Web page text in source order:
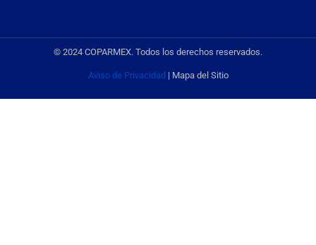
© 2024 COPARMEX. Todos los derechos reservados.
Aviso de Privacidad | Mapa del Sitio